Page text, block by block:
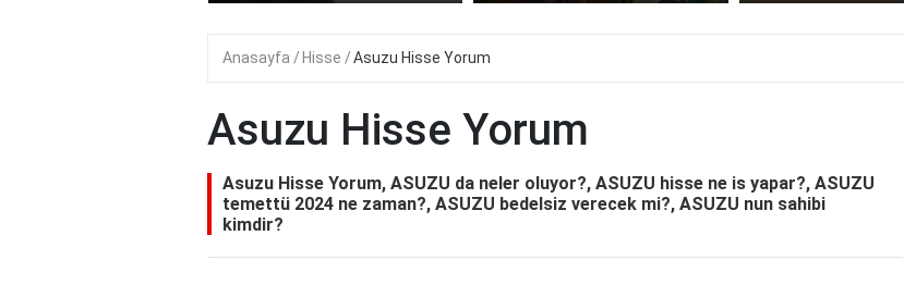
Anasayfa Hisse Asuzu Hisse Yorum
Asuzu Hisse Yorum
Asuzu Hisse Yorum, ASUZU da neler oluyor?, ASUZU hisse ne is yapar?, ASUZU
temettü 2024 ne zaman?, ASUZU bedelsiz verecek mi?, ASUZU nun sahibi
kimdir?